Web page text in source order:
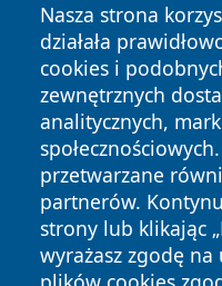
Nasza strona
działała
cookies i
zewnętrznych
analitycznych,
przetwarzane
partnerów.
strony lub klikając
wyrażasz zgodę
Copyright © 2026 e-
zastrzeżone.
News Autorzy